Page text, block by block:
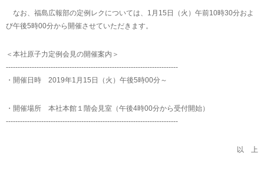
なお、福島広報部の定例レクについては、1月15日（火）午前10時30分およ
び午後5時00分から開催させていただきます。
＜本社原子力定例会見の開催案内＞
-------------------------------------------------------------------------
・開催日時 2019年1月15日（火）午後5時00分～
・開催場所 本社本館１階会見室（午後4時00分から受付開始）
-------------------------------------------------------------------------
以 上